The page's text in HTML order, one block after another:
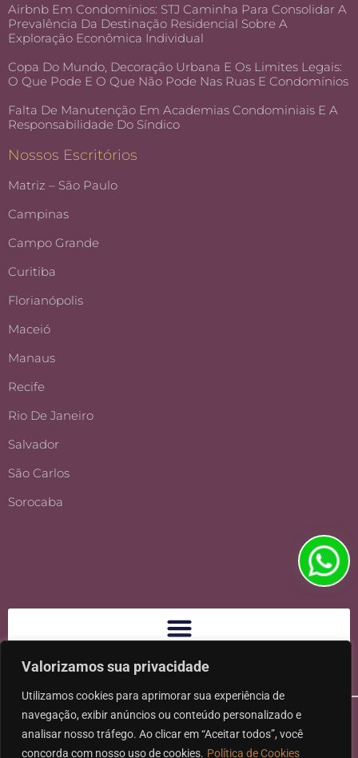
Valorizamos sua privacidade
Utilizamos cookies para aprimorar sua experiência de
navegação, exibir anúncios ou conteúdo personalizado e
analisar nosso tráfego. Ao clicar em “Aceitar todos”, você
concorda com nosso uso de cookies. Política de Cookies
Airbnb Em Condomínios: STJ Caminha Para Consolidar A
Prevalência Da Destinação Residencial Sobre A
Exploração Econômica Individual
Copa Do Mundo, Decoração Urbana E Os Limites Legais:
O Que Pode E O Que Não Pode Nas Ruas E Condomínios
Falta De Manutenção Em Academias Condominiais E A
Responsabilidade Do Síndico
Nossos Escritórios
Matriz – São Paulo
Campinas
Campo Grande
Curitiba
Florianópolis
Maceió
Manaus
Recife
Rio De Janeiro
Salvador
São Carlos
Sorocaba